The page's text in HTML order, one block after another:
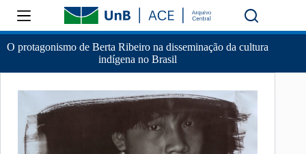
O protagonismo de Berta Ribeiro na disseminação da cultura
indígena no Brasil